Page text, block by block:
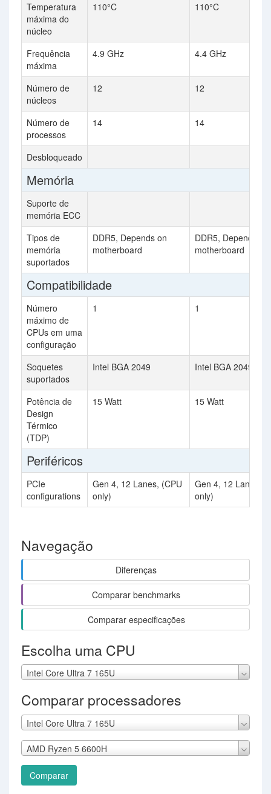
Temperatura
máxima do
núcleo
110°C 110°C
Frequência
máxima
4.9 GHz 4.4 GHz
Número de
núcleos
12 12
Número de
processos
14 14
Desbloqueado
Memória
Suporte de
memória ECC
Tipos de
memória
suportados
DDR5, Depends on
motherboard
DDR5, Depends on
motherboard
Compatibilidade
Número
máximo de
CPUs em uma
configuração
1 1
Soquetes
suportados
Intel BGA 2049 Intel BGA 2049
Potência de
Design
Térmico
(TDP)
15 Watt 15 Watt
Periféricos
PCIe
configurations
Gen 4, 12 Lanes, (CPU
only)
Gen 4, 12 Lanes,
only)
Navegação
Diferenças
Comparar benchmarks
Comparar especificações
Escolha uma CPU
Intel Core Ultra 7 165U
Comparar processadores
Intel Core Ultra 7 165U
AMD Ryzen 5 6600H
Comparar